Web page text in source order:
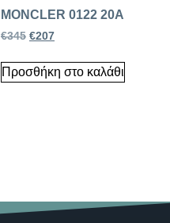
MONCLER 0122 20A
€345 €207
Προσθήκη στο καλάθι